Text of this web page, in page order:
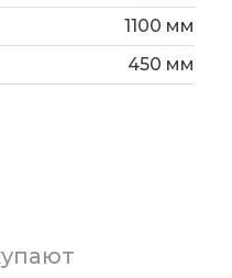
1100 мм
450 мм